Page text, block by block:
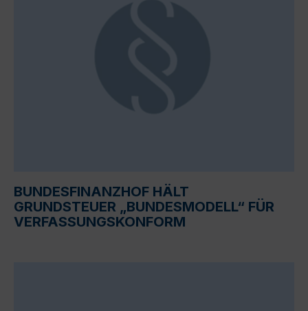
BUNDESFINANZHOF HÄLT
GRUNDSTEUER „BUNDESMODELL“ FÜR
VERFASSUNGSKONFORM